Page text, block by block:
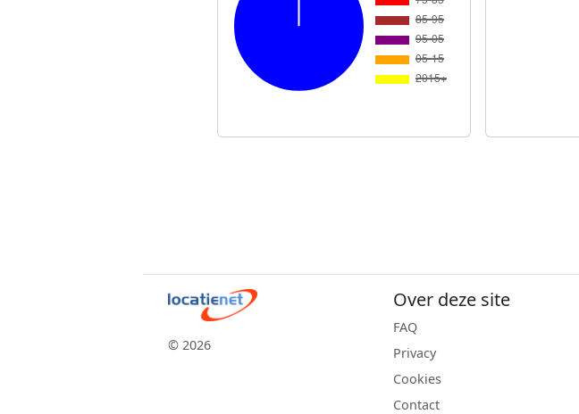
© 2026
Over deze site
FAQ
Privacy
Cookies
Contact